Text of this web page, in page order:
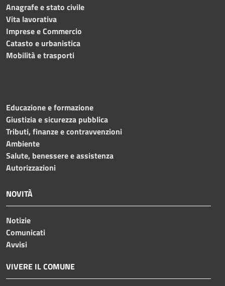
Anagrafe e stato civile
Vita lavorativa
Imprese e Commercio
Catasto e urbanistica
Mobilità e trasporti
Educazione e formazione
Giustizia e sicurezza pubblica
Tributi, finanze e contravvenzioni
Ambiente
Salute, benessere e assistenza
Autorizzazioni
NOVITÀ
Notizie
Comunicati
Avvisi
VIVERE IL COMUNE